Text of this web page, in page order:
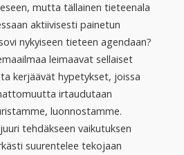
mutta tällainen tieteenala
aktiivisesti painetun
nykyiseen tieteen agendaan?
leimaavat sellaiset
kerjäävät hypetykset, joissa
irtaudutaan
luonnostamme.
tehdäkseen vaikutuksen
suurentelee tekojaan